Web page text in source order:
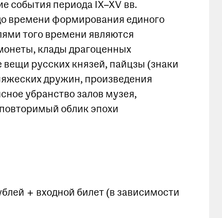
события периода IX–XV вв.
времени формирования единого
того времени являются
клады драгоценных
русских князей, пайцзы (знаки
дружин, произведения
убранство залов музея,
облик эпохи
+ входной билет (в зависимости